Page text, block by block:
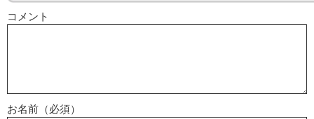
コメント
お名前（必須）